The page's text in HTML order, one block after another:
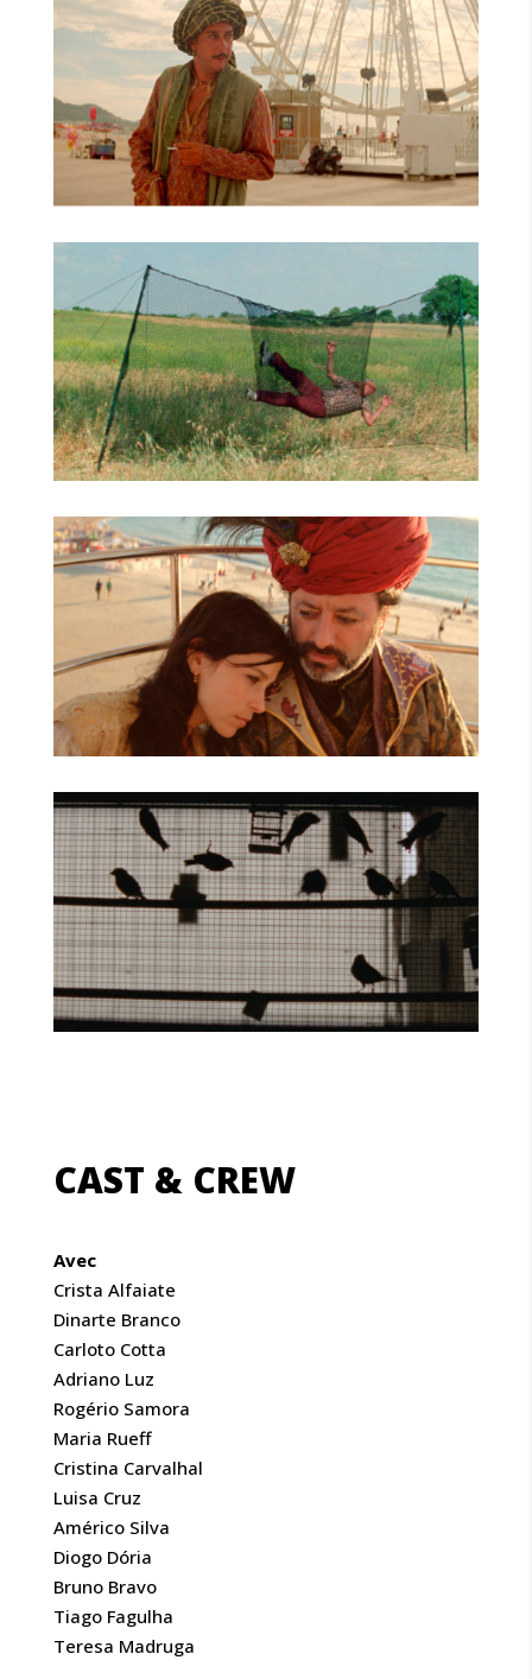
CAST & CREW
Avec
Crista Alfaiate
Dinarte Branco
Carloto Cotta
Adriano Luz
Rogério Samora
Maria Rueff
Cristina Carvalhal
Luisa Cruz
Américo Silva
Diogo Dória
Bruno Bravo
Tiago Fagulha
Teresa Madruga